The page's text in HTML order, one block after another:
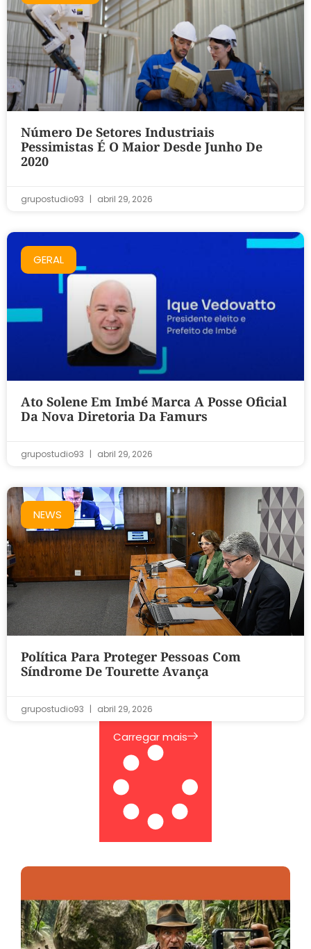
Número De Setores Industriais
Pessimistas É O Maior Desde Junho De
2020
grupostudio93 abril 29, 2026
GERAL
Ato Solene Em Imbé Marca A Posse Oficial
Da Nova Diretoria Da Famurs
grupostudio93 abril 29, 2026
NEWS
Política Para Proteger Pessoas Com
Síndrome De Tourette Avança
grupostudio93 abril 29, 2026
Carregar mais